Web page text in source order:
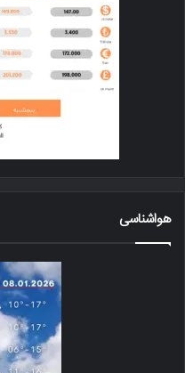
هواشناسی